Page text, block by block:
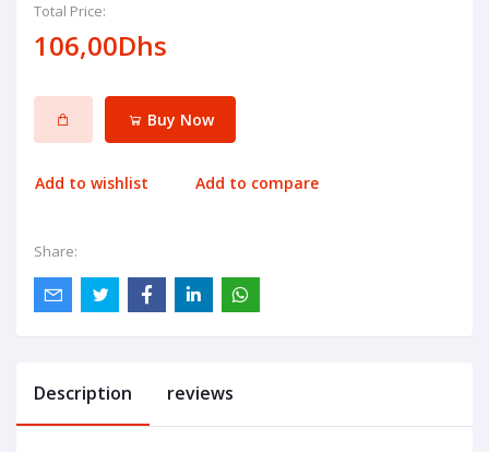
Total Price:
106,00Dhs
Buy Now
Add to wishlist Add to compare
Share:
Description reviews